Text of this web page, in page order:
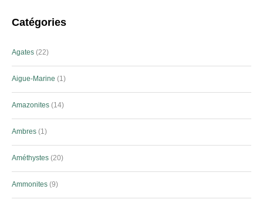
Catégories
Agates 22
Aigue-Marine 1
Amazonites 14
Ambres 1
Améthystes 20
Ammonites 9